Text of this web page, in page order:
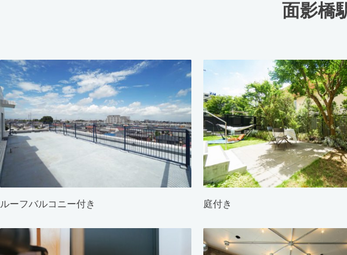
面影橋
ルーフバルコニー付き 庭付き